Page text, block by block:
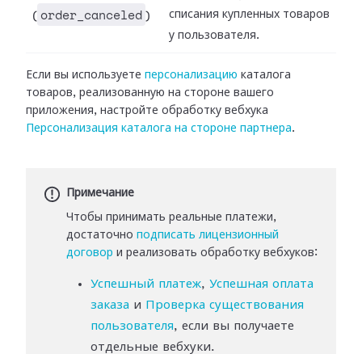
( order_canceled )
списания купленных товаров
у пользователя.
Если вы используете персонализацию каталога
товаров, реализованную на стороне вашего
приложения, настройте обработку вебхука
Персонализация каталога на стороне партнера.
Примечание
Чтобы принимать реальные платежи,
достаточно подписать лицензионный
договор и реализовать обработку вебхуков:
Успешный платеж, Успешная оплата
заказа и Проверка существования
пользователя, если вы получаете
отдельные вебхуки.